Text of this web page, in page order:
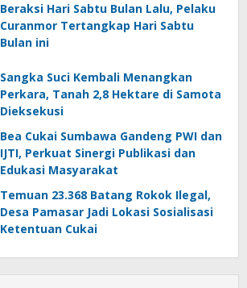
Beraksi Hari Sabtu Bulan Lalu, Pelaku
Curanmor Tertangkap Hari Sabtu
Bulan ini
Sangka Suci Kembali Menangkan
Perkara, Tanah 2,8 Hektare di Samota
Dieksekusi
Bea Cukai Sumbawa Gandeng PWI dan
IJTI, Perkuat Sinergi Publikasi dan
Edukasi Masyarakat
Temuan 23.368 Batang Rokok Ilegal,
Desa Pamasar Jadi Lokasi Sosialisasi
Ketentuan Cukai